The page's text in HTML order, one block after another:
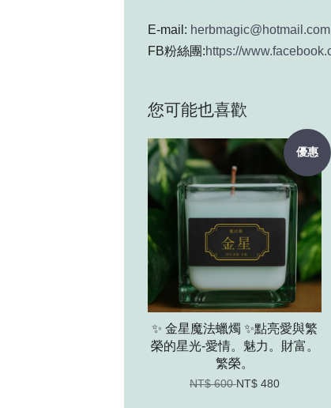
E-mail:
FB粉絲團:https://
您可能也喜歡
優惠
✨ 金星魔法蠟燭 ✨點亮愛與繁
榮的星光-愛情。魅力。財富。
繁榮。
NT$ 600NT$ 480